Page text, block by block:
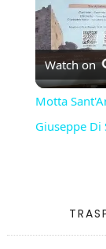
Watch on
Motta
Giuseppe